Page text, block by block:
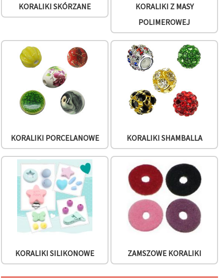
Ustawieniach,
wybierając
cookie i
klikając
przycisk
"Zapisz"
Akceptuj
wszystkie
KORALIKI SKÓRZANE
KORALIKI Z MASY
POLIMEROWEJ
KORALIKI PORCELANOWE KORALIKI SHAMBALLA
KORALIKI SILIKONOWE ZAMSZOWE KORALIKI